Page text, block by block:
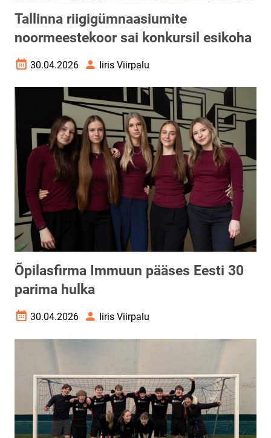
Tallinna riigigümnaasiumite
noormeestekoor sai konkursil esikoha
Loomise kuupäev
30.04.2026 AutorIiris Viirpalu
Õpilasfirma Immuun pääses Eesti 30
parima hulka
Loomise kuupäev
30.04.2026 AutorIiris Viirpalu